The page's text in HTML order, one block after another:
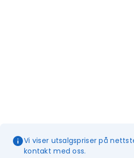
Vi viser utsalgspriser på
kontakt med oss.